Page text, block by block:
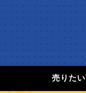
売りた